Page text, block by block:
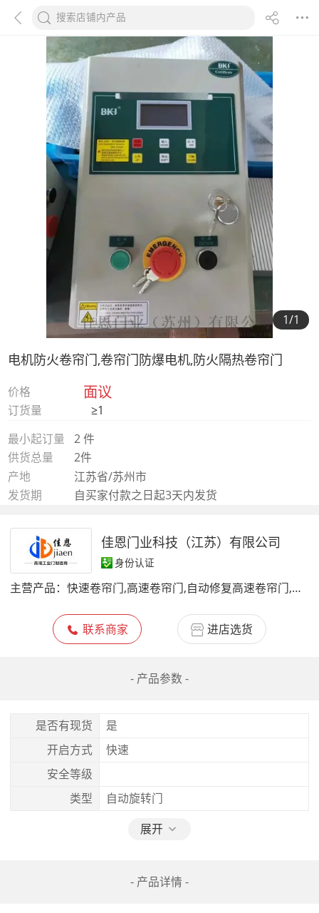
1/1
电机防火卷帘门,卷帘门防爆电机,防火隔热卷帘门
价格 面议
订货量
≥1
最小起订量
2 件
供货总量
2件
产地
江苏省/苏州市
发货期
自买家付款之日起3天内发货
佳恩门业科技（江苏）有限公司
身份认证
主营产品： 快速卷帘门,高速卷帘门,自动修复高速卷帘门,冷库自动修复高速卷帘门,硬质高速卷帘门,工业提升门,工业滑升门,防火卷帘门,机械式门封,海绵式门封,充气式门封,固定式登车桥
联系商家 进店选货
- 产品参数 -
是否有现货
是
开启方式
快速
安全等级
类型
自动旋转门
展开
- 产品详情 -